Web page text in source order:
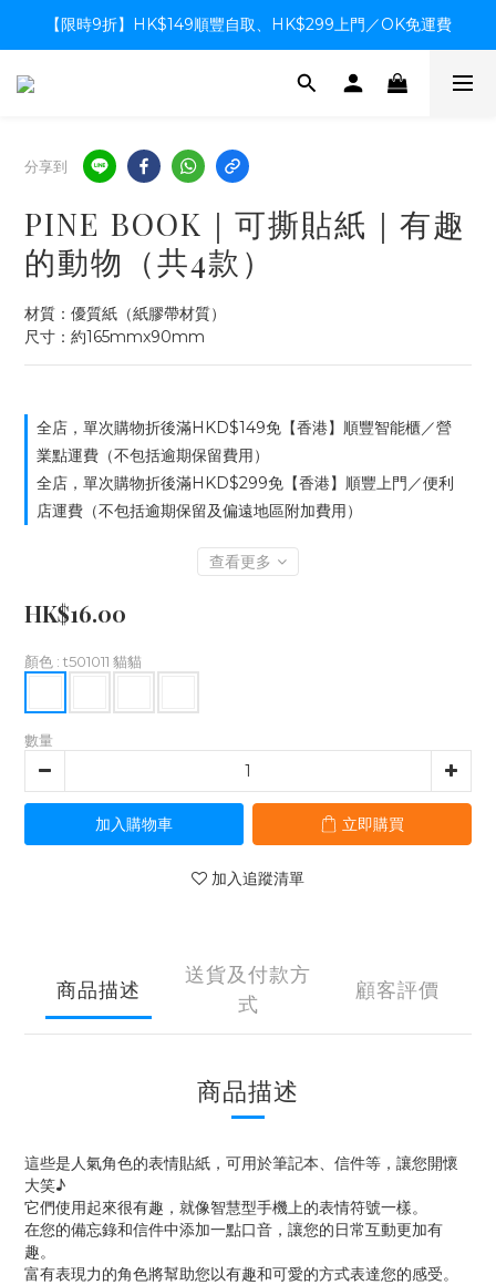
【限時9折】HK$149順豐自取、HK$299上門／OK免運費
【限時9折】HK$149順豐自取、HK$299上門／OK免運費
支付系統升級中，暫停信用卡支付至8月中，造成不便感謝諒解
分享到
PINE BOOK｜可撕貼紙｜有趣
的動物（共4款）
材質：優質紙（紙膠帶材質）
尺寸：約165mmx90mm
全店，單次購物折後滿HKD$149免【香港】順豐智能櫃／營
業點運費（不包括逾期保留費用）
全店，單次購物折後滿HKD$299免【香港】順豐上門／便利
店運費（不包括逾期保留及偏遠地區附加費用）
查看更多
HK$16.00
顏色 : t501011 貓貓
數量
加入購物車 立即購買
加入追蹤清單
商品描述
送貨及付款方
式
顧客評價
商品描述
這些是人氣角色的表情貼紙，可用於筆記本、信件等，讓您開懷
大笑♪
它們使用起來很有趣，就像智慧型手機上的表情符號一樣。
在您的備忘錄和信件中添加一點口音，讓您的日常互動更加有
趣。
富有表現力的角色將幫助您以有趣和可愛的方式表達您的感受。